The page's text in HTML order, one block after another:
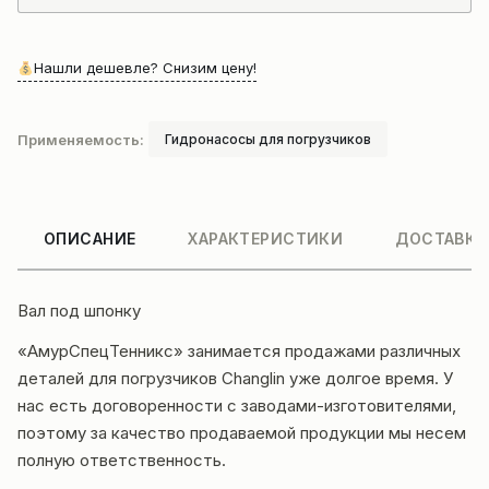
Нашли дешевле? Снизим цену!
Применяемость: Гидронасосы для погрузчиков
ОПИСАНИЕ ХАРАКТЕРИСТИКИ
Вал под шпонку
«АмурСпецТенникс» занимается продажами различных
деталей для погрузчиков Changlin уже долгое время. У
нас есть договоренности с заводами-изготовителями,
поэтому за качество продаваемой продукции мы несем
полную ответственность.